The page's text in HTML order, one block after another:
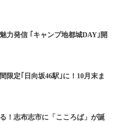
力発信 ｢キャンプ地都城DAY｣開
限定｢日向坂46駅｣に！10月末ま
！志布志市に「こころば」が誕